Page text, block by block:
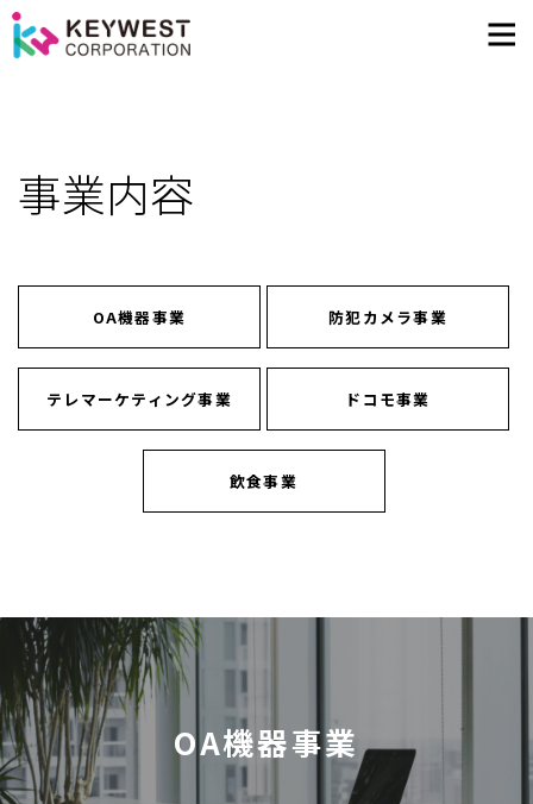
事業内容
OA機器事業 防犯カメラ事業
テレマーケティング事業 ドコモ事業
飲食事業
OA機器事業